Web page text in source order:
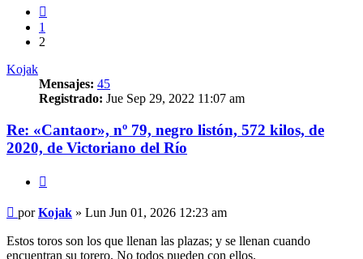
1
2
Kojak
Mensajes: 45
Registrado: Jue Sep 29, 2022 11:07 am
Re: «Cantaor», nº 79, negro listón, 572 kilos, de
2020, de Victoriano del Río
Mensaje
porKojak » Lun Jun 01, 2026 12:23 am
Estos toros son los que llenan las plazas; y se llenan cuando
encuentran su torero. No todos pueden con ellos.